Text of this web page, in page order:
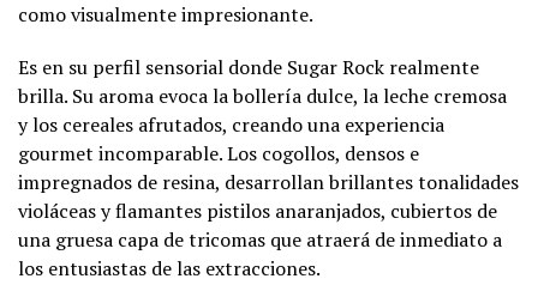
como visualmente impresionante.
Es en su perfil sensorial donde Sugar Rock realmente
brilla. Su aroma evoca la bollería dulce, la leche cremosa
y los cereales afrutados, creando una experiencia
gourmet incomparable. Los cogollos, densos e
impregnados de resina, desarrollan brillantes tonalidades
violáceas y flamantes pistilos anaranjados, cubiertos de
una gruesa capa de tricomas que atraerá de inmediato a
los entusiastas de las extracciones.